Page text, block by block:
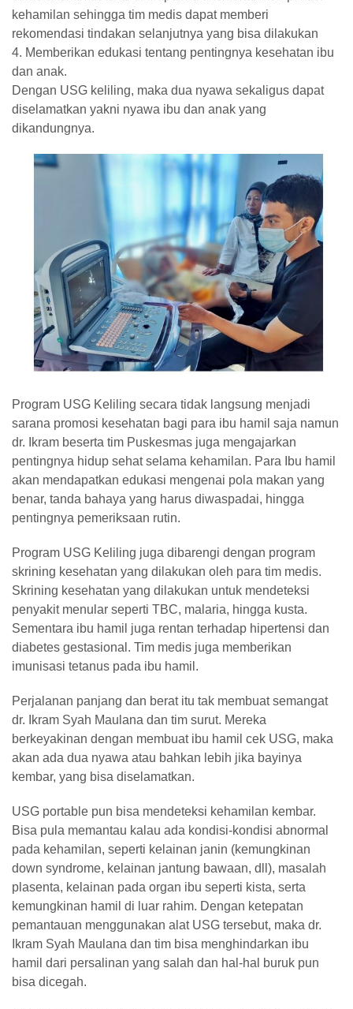
kehamilan sehingga tim medis dapat memberi
rekomendasi tindakan selanjutnya yang bisa dilakukan
4. Memberikan edukasi tentang pentingnya kesehatan ibu
dan anak.
Dengan USG keliling, maka dua nyawa sekaligus dapat
diselamatkan yakni nyawa ibu dan anak yang
dikandungnya.
Program USG Keliling secara tidak langsung menjadi
sarana promosi kesehatan bagi para ibu hamil saja namun
dr. Ikram beserta tim Puskesmas juga mengajarkan
pentingnya hidup sehat selama kehamilan. Para Ibu hamil
akan mendapatkan edukasi mengenai pola makan yang
benar, tanda bahaya yang harus diwaspadai, hingga
pentingnya pemeriksaan rutin.
Program USG Keliling juga dibarengi dengan program
skrining kesehatan yang dilakukan oleh para tim medis.
Skrining kesehatan yang dilakukan untuk mendeteksi
penyakit menular seperti TBC, malaria, hingga kusta.
Sementara ibu hamil juga rentan terhadap hipertensi dan
diabetes gestasional. Tim medis juga memberikan
imunisasi tetanus pada ibu hamil.
Perjalanan panjang dan berat itu tak membuat semangat
dr. Ikram Syah Maulana dan tim surut. Mereka
berkeyakinan dengan membuat ibu hamil cek USG, maka
akan ada dua nyawa atau bahkan lebih jika bayinya
kembar, yang bisa diselamatkan.
USG portable pun bisa mendeteksi kehamilan kembar.
Bisa pula memantau kalau ada kondisi-kondisi abnormal
pada kehamilan, seperti kelainan janin (kemungkinan
down syndrome, kelainan jantung bawaan, dll), masalah
plasenta, kelainan pada organ ibu seperti kista, serta
kemungkinan hamil di luar rahim. Dengan ketepatan
pemantauan menggunakan alat USG tersebut, maka dr.
Ikram Syah Maulana dan tim bisa menghindarkan ibu
hamil dari persalinan yang salah dan hal-hal buruk pun
bisa dicegah.